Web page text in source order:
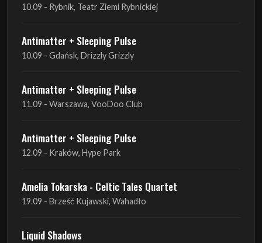
10.09 - Rybnik, Teatr Ziemi Rybnickiej
Antimatter + Sleeping Pulse
10.09 - Gdańsk, Drizzly Grizzly
Antimatter + Sleeping Pulse
11.09 - Warszawa, VooDoo Club
Antimatter + Sleeping Pulse
12.09 - Kraków, Hype Park
Amelia Tokarska - Celtic Tales Quartet
19.09 - Brześć Kujawski, Wahadło
Liquid Shadows